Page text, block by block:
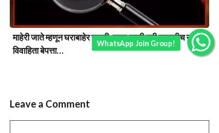
माहेरी जाते म्हणून घराबाहेर पडली; रात्र झाली घरी परतलीच नाही!
विवाहिता बेपत्ता…
Leave a Comment
WhatsApp Join Group!